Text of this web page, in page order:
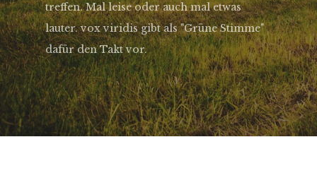
treffen. Mal leise oder auch mal etwas
lauter. vox viridis gibt als "Grüne Stimme"
dafür den Takt vor.